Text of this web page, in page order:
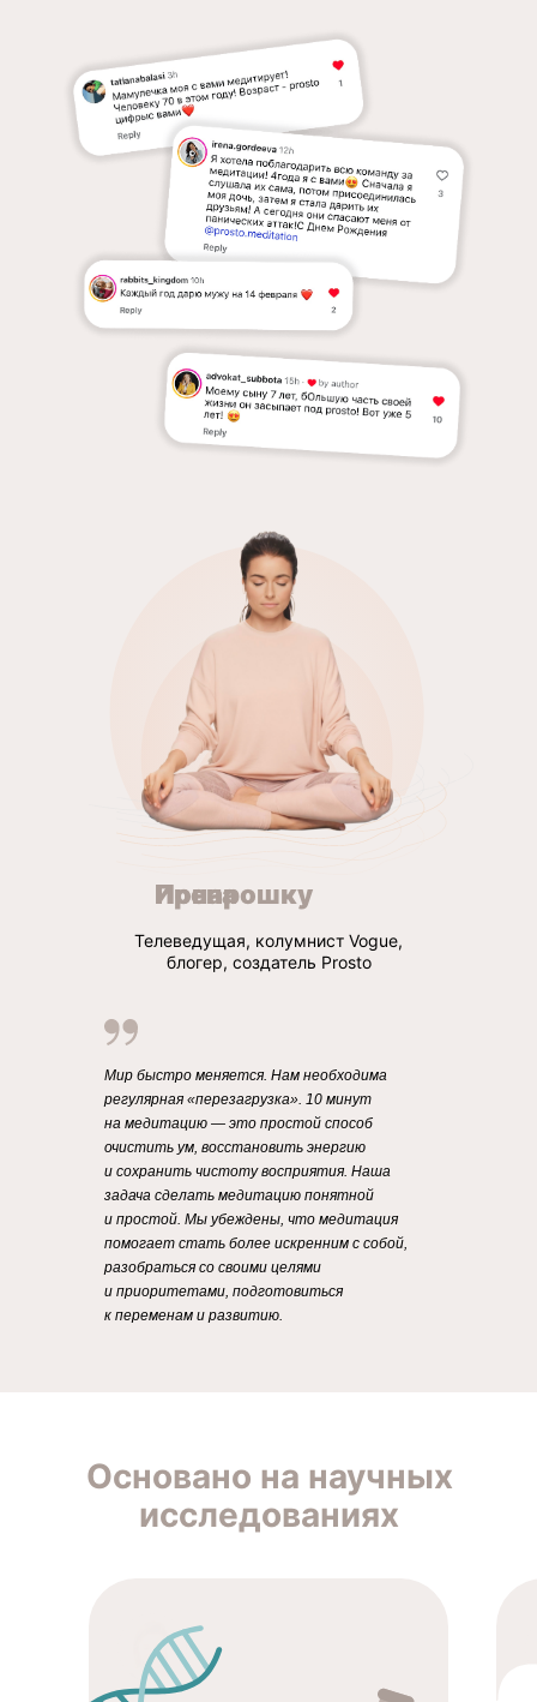
Мир быстро меняется. Нам необходима
регулярная «перезагрузка». 10 минут
на медитацию — это простой способ
очистить ум, восстановить энергию
и сохранить чистоту восприятия. Наша
задача сделать медитацию понятной
и простой. Мы убеждены, что медитация
помогает стать более искренним с собой,
разобраться со своими целями
и приоритетами, подготовиться
к переменам и развитию.
Телеведущая, колумнист Vogue,
блогер, создатель Prosto
Ирена Понарошку
Основано на научных
исследованиях